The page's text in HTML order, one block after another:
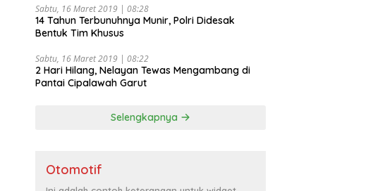
Sabtu, 16 Maret 2019 | 08:28
14 Tahun Terbunuhnya Munir, Polri Didesak
Bentuk Tim Khusus
Sabtu, 16 Maret 2019 | 08:22
2 Hari Hilang, Nelayan Tewas Mengambang di
Pantai Cipalawah Garut
Selengkapnya
Otomotif